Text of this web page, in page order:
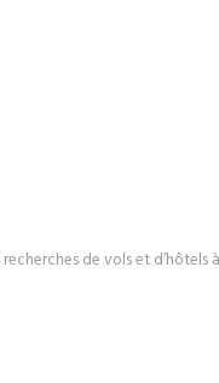
de vols et d’hôtels